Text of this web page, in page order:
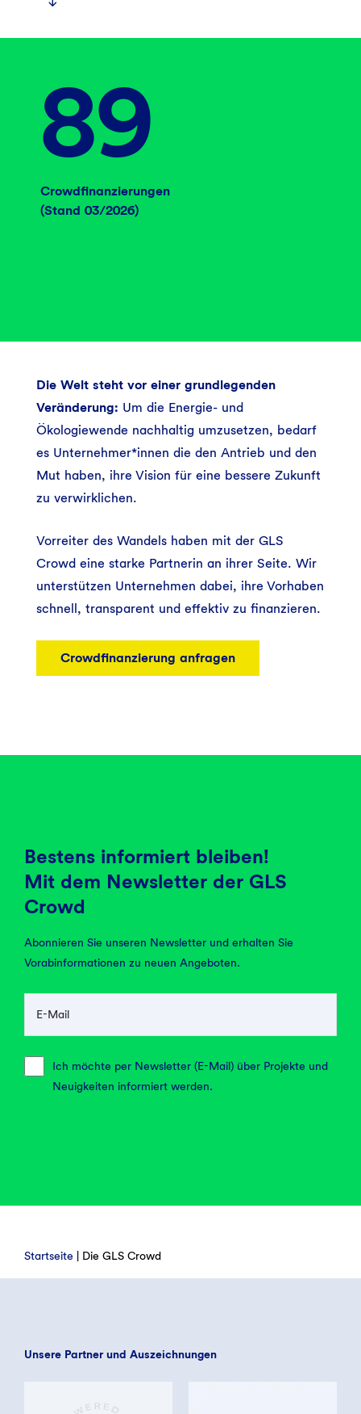
Datenschutzhinweisen
89
Crowdfinanzierungen
(Stand 03/2026)
Die Welt steht vor einer grundlegenden
Veränderung: Um die Energie- und
Ökologiewende nachhaltig umzusetzen, bedarf
es Unternehmer*innen die den Antrieb und den
Mut haben, ihre Vision für eine bessere Zukunft
zu verwirklichen.
Vorreiter des Wandels haben mit der GLS
Crowd eine starke Partnerin an ihrer Seite. Wir
unterstützen Unternehmen dabei, ihre Vorhaben
schnell, transparent und effektiv zu finanzieren.
Crowdfinanzierung anfragen
Bestens informiert bleiben!
Mit dem Newsletter der GLS
Crowd
Abonnieren Sie unseren Newsletter und erhalten Sie
Vorabinformationen zu neuen Angeboten.
E-Mail
Ich möchte per Newsletter (E-Mail) über Projekte und
Neuigkeiten informiert werden.
Startseite Die GLS Crowd
Unsere Partner und Auszeichnungen